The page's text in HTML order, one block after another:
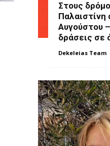
Στους
Παλαιστίνη
Αυγούστου
δράσεις σε
Dekeleias Team -